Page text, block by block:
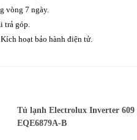
vòng 7 ngày.
trả góp.
hoạt bảo hành điện tử.
Tủ lạnh Electrolux Inverter
EQE6879A-B